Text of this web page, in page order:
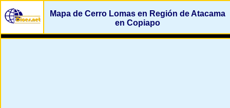
Mapa de Cerro Lomas en Región de Atacama
en Copiapo